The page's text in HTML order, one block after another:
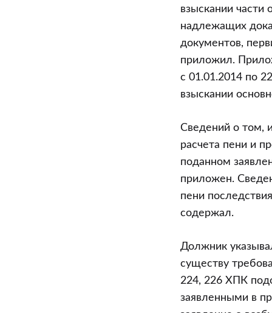
взыскании части
надлежащих
документов,
приложил.
с 01.01.2014 по
взыскании
Сведений о том,
расчета пени и
поданном
приложен.
пени
содержал.
Должник
существу
224, 226 ХПК
заявленными в